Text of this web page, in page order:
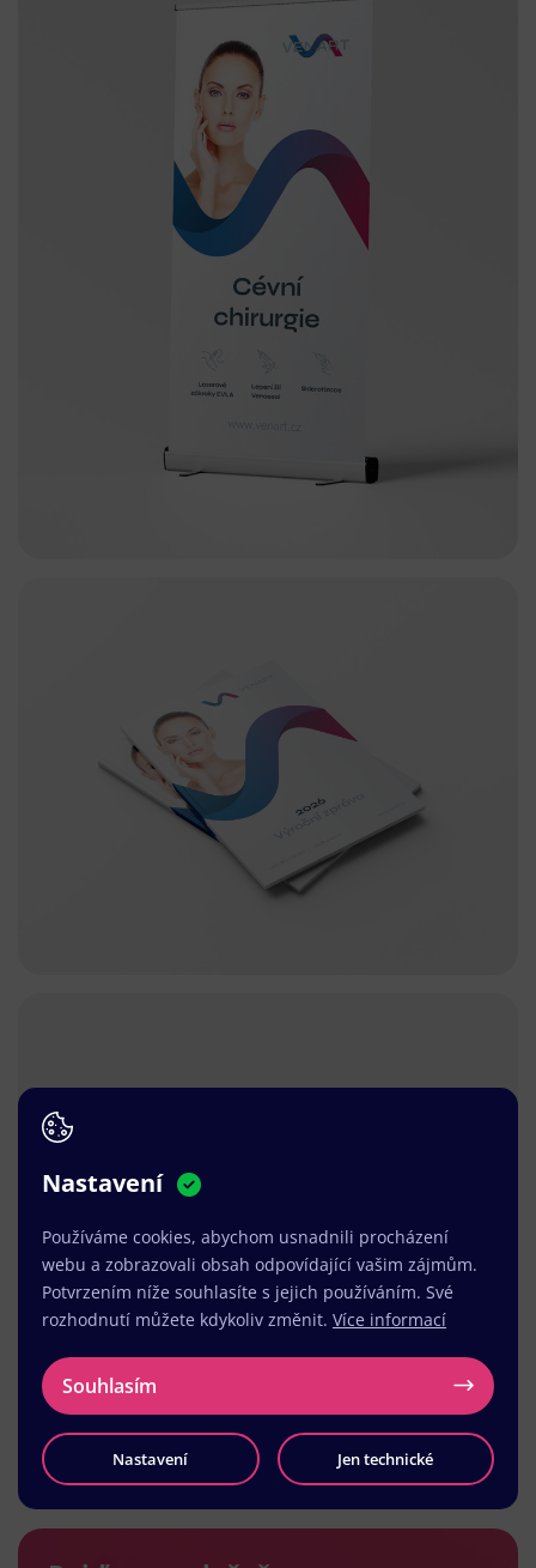
Načíst další
Nastavení
Používáme cookies, abychom usnadnili procházení
webu a zobrazovali obsah odpovídající vašim zájmům.
Potvrzením níže souhlasíte s jejich používáním. Své
rozhodnutí můžete kdykoliv změnit. Více informací
Souhlasím
Nastavení Jen technické